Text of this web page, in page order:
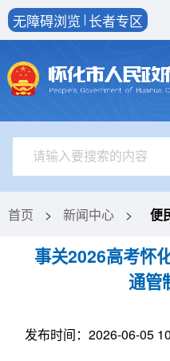
无障碍浏览 长者专区
首页 > 新闻中心 > 便
事关2026高考怀
通管
发布时间：2026-06-05